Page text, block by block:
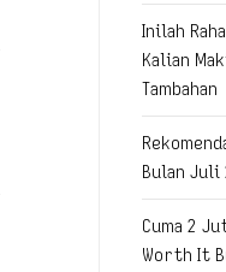
Inilah
Kalian
Tambahan
Bulan Juli
Cuma 2
Worth It